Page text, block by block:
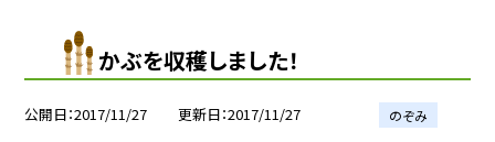
かぶを収穫しました！
公開日 2017/11/27 更新日 2017/11/27 のぞみ